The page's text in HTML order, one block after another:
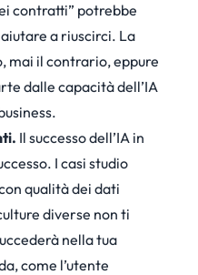
contratti” potrebbe
a riuscirci. La
mai il contrario, eppure
dalle capacità dell’IA
Il successo dell’IA in
I casi studio
qualità dei dati
diverse non ti
nella tua
come l’utente